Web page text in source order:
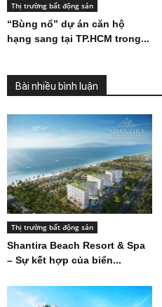
Thị trường bất động sản
“Bùng nổ” dự án căn hộ
hạng sang tại TP.HCM trong...
Bài nhiều bình luận
Thị trường bất động sản
Shantira Beach Resort & Spa
– Sự kết hợp của biển...